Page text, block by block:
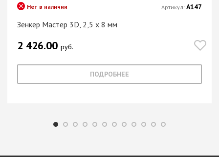
Зенкер Мастер 3D, 2,5 х 8 мм
Нет в наличии
2 426.00 руб.
ПОДРОБНЕЕ
Артикул: А147